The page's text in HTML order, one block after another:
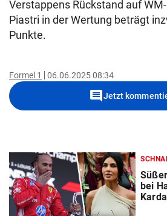
Verstappens Rückstand auf
Piastri in der Wertung beträgt
Punkte.
Formel 1 06.06.2025 08:34
commentJetzt
bei